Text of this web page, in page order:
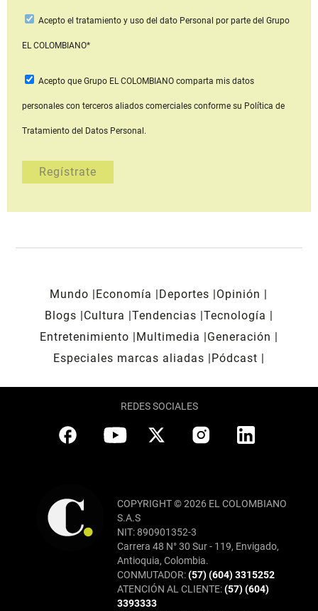
Acepto el tratamiento y uso del dato Personal por parte del Grupo
EL COLOMBIANO*
Acepto que Grupo EL COLOMBIANOcomparta mis datos
personales con terceros aliados comerciales conforme su Política de
Tratamiento del Datos Personal.
Mundo Economía Deportes
Opinión
Blogs
Cultura Tendencias Tecnología
Entretenimiento
Multimedia
Generación
Especiales marcas aliadas
Pódcast
REDES SOCIALES
COPYRIGHT © 2026 EL COLOMBIANO
S.A.S
NIT: 890901352-3
Carrera 48 N° 30 Sur - 119, Envigado,
Antioquia, Colombia.
CONMUTADOR:(57) (604) 3315252
ATENCIÓN AL CLIENTE:(57) (604)
3393333